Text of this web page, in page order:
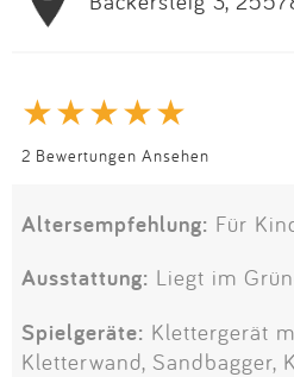
2 Bewertungen Ansehen
Altersempfehlung: Für
Ausstattung: Liegt im
Spielgeräte: Klettergerät
Kletterwand, Sandbagger,